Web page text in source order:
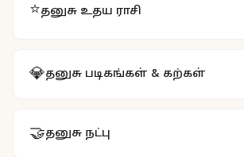
⭐தனுசு உதய ராசி
💎தனுசு படிகங்கள் & கற்கள்
🤝தனுசு நட்பு